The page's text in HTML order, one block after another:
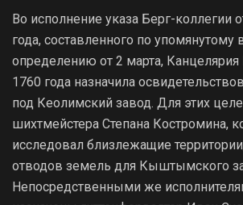
Во исполнение указа Берг-коллегии
года, составленного по
определению от 2 марта, Канцелярия
1760 года назначила
под Кеолимский завод. Для этих
шихтмейстера Степана Костромина,
исследовал близлежащие
отводов земель для Кыштымского
Непосредственными же